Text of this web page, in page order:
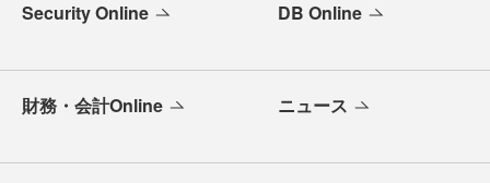
Security Online DB Online
財務・会計Online ニュース